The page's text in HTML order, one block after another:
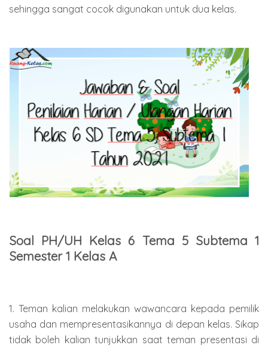
sehingga sangat cocok digunakan untuk dua kelas.
Soal PH/UH Kelas 6 Tema 5 Subtema 1
Semester 1 Kelas A
1. Teman kalian melakukan wawancara kepada pemilik
usaha dan mempresentasikannya di depan kelas. Sikap
tidak boleh kalian tunjukkan saat teman presentasi di